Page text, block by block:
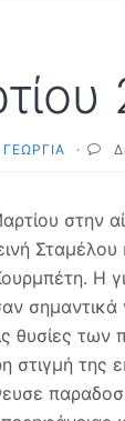
·
στην
Σταμέλου
Η
θυσίες
στιγμή της